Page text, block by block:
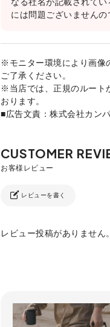
には問題ございませんの
※モニター環境により画像
ご了承ください。
※当店では、正規のルート
おります。
■広告文責：株式会社カン
レビューを書く
レビュー投稿がありません。